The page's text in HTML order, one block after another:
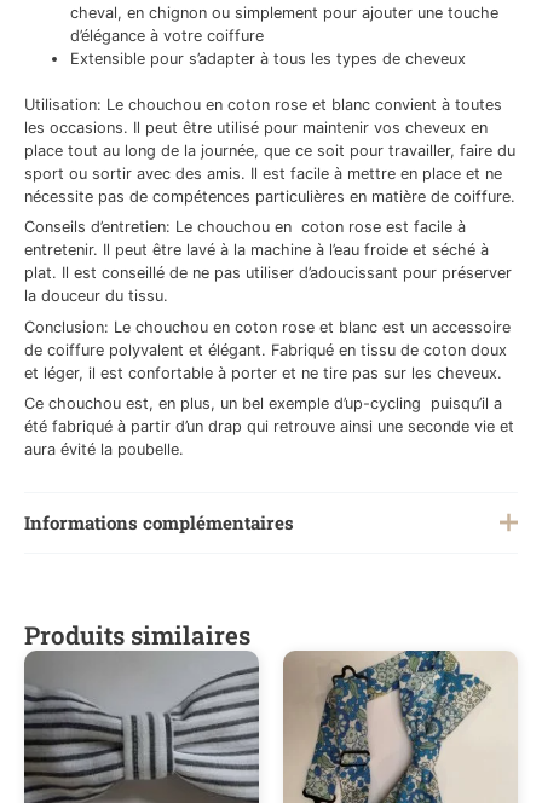
cheval, en chignon ou simplement pour ajouter une touche
d’élégance à votre coiffure
Extensible pour s’adapter à tous les types de cheveux
Utilisation: Le chouchou en coton rose et blanc convient à toutes
les occasions. Il peut être utilisé pour maintenir vos cheveux en
place tout au long de la journée, que ce soit pour travailler, faire du
sport ou sortir avec des amis. Il est facile à mettre en place et ne
nécessite pas de compétences particulières en matière de coiffure.
Conseils d’entretien: Le chouchou en coton rose est facile à
entretenir. Il peut être lavé à la machine à l’eau froide et séché à
plat. Il est conseillé de ne pas utiliser d’adoucissant pour préserver
la douceur du tissu.
Conclusion: Le chouchou en coton rose et blanc est un accessoire
de coiffure polyvalent et élégant. Fabriqué en tissu de coton doux
et léger, il est confortable à porter et ne tire pas sur les cheveux.
Ce chouchou est, en plus, un bel exemple d’up-cycling puisqu’il a
été fabriqué à partir d’un drap qui retrouve ainsi une seconde vie et
aura évité la poubelle.
Informations complémentaires
Produits similaires